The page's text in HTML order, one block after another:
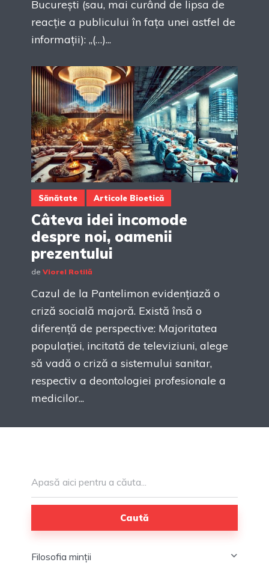
București (sau, mai curând de lipsa de
reacție a publicului în fața unei astfel de
informații): „(…)...
Sănătate Articole Bioetică
Câteva idei incomode
despre noi, oamenii
prezentului
de Viorel Rotilă
Cazul de la Pantelimon evidențiază o
criză socială majoră. Există însă o
diferență de perspective: Majoritatea
populației, incitată de televiziuni, alege
să vadă o criză a sistemului sanitar,
respectiv a deontologiei profesionale a
medicilor...
Caută
Filosofia minții